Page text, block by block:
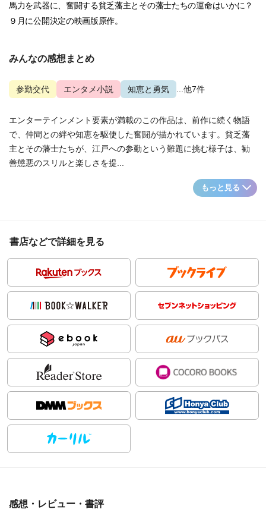
馬力を武器に、奮闘する貧乏藩主とその藩士たちの運命はいかに？
９月に公開決定の映画版原作。
みんなの感想まとめ
参勤交代 エンタメ小説 知恵と勇気 ...他7件
エンターテインメント要素が満載のこの作品は、前作に続く物語
で、仲間との絆や知恵を駆使した奮闘が描かれています。貧乏藩
主とその藩士たちが、江戸への参勤という難題に挑む様子は、勧
善懲悪のスリルと楽しさを提...
もっと見る
書店などで詳細を見る
感想・レビュー・書評